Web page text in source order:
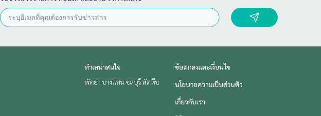
ทำเลน่าสนใจ
พัทยา บางแสน ชลบุรี สัตหีบ
ข้อตกลงและเงื่อนไข
นโยบายความเป็นส่วนตัว
เกี่ยวกับเรา